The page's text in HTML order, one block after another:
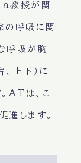
教授が関
の呼吸に関
呼吸が胸
上下）に
ATは、こ
します。